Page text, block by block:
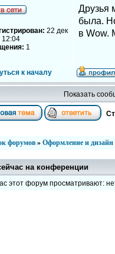
22 дек
12:04
1
Друзья
была.
в Wow.
к началу
Показать
форумов » Оформление и дизайн
на конференции
этот форум просматривают: